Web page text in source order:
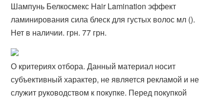
Шампунь Белкосмекс Hair Lamination эффект
ламинирования сила блеск для густых волос мл ().
Нет в наличии. грн. 77 грн.
О критериях отбора. Данный материал носит
субъективный характер, не является рекламой и не
служит руководством к покупке. Перед покупкой